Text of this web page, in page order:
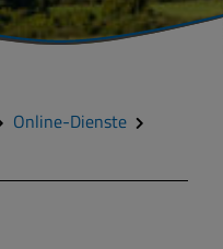
Online-Dienste